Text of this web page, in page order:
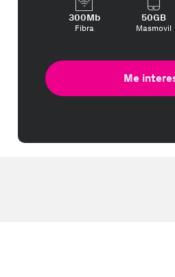
300Mb
Fibra
50GB
Masmovil
Me